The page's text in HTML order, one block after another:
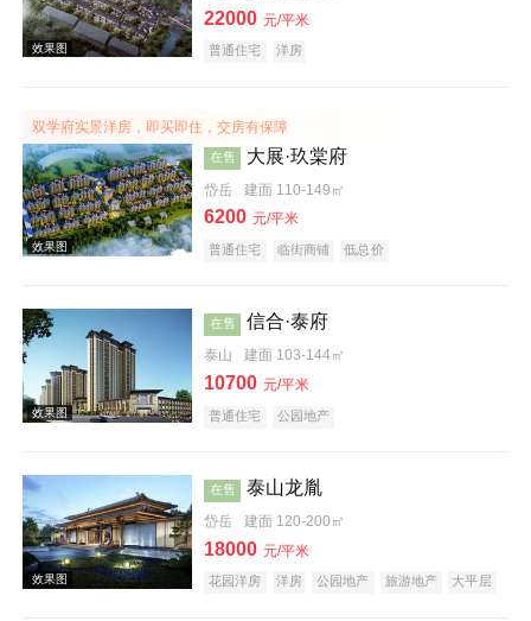
效果图
效果图
22000 元/平米
普通住宅 洋房
双学府实景洋房，即买即住，交房有保障
在售 大展·玖棠府
岱岳 建面 110-149㎡
6200 元/平米
普通住宅 临街商铺 低总价
在售 信合·泰府
泰山 建面 103-144㎡
10700 元/平米
普通住宅 公园地产
在售 泰山龙胤
岱岳 建面 120-200㎡
18000 元/平米
花园洋房 洋房 公园地产 旅游地产 大平层